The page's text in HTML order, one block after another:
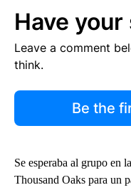
Have your
Leave a comment
think.
Be the
Se esperaba al grupo en
Thousand Oaks para un